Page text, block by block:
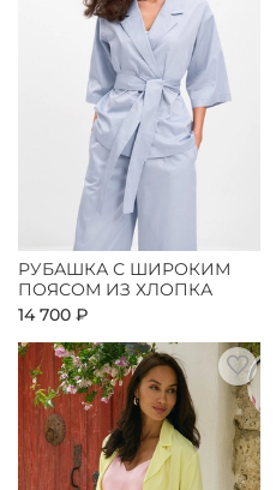
РУБАШКА С ШИРОКИМ
ПОЯСОМ ИЗ ХЛОПКА
14 700 ₽